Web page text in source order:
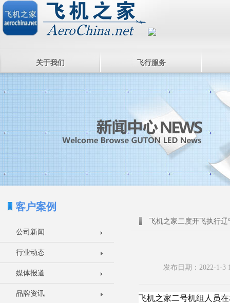
关于我们 飞行服务
客户案例
公司新闻
行业动态
媒体报道
品牌资讯
飞机之家二度开飞执行
发布日期：2022-1-
飞机之家二号机组人员